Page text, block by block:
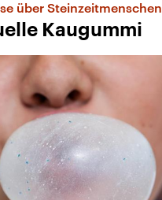
über Steinzeitmenschen
Kaugummi